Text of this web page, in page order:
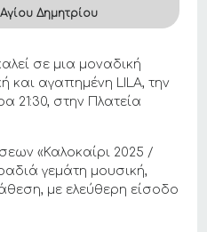
Αγίου Δημητρίου
σε μια μοναδική
και αγαπημένη LILA, την
21:30, στην Πλατεία
«Καλοκαίρι 2025 /
γεμάτη μουσική,
με ελεύθερη είσοδο